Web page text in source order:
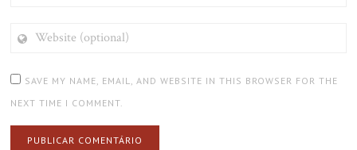
(OPTIONAL)
SAVE MY NAME, EMAIL, AND WEBSITE IN THIS BROWSER FOR THE
NEXT TIME I COMMENT.